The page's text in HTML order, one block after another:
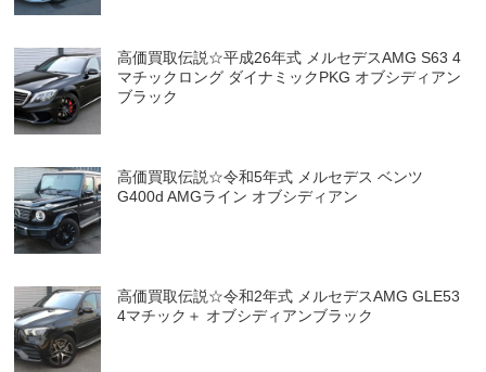
高価買取伝説☆平成26年式 メルセデスAMG S63 4
マチックロング ダイナミックPKG オブシディアン
ブラック
高価買取伝説☆令和5年式 メルセデス ベンツ
G400d AMGライン オブシディアン
高価買取伝説☆令和2年式 メルセデスAMG GLE53
4マチック＋ オブシディアンブラック